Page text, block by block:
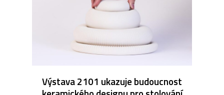
Výstava 2101 ukazuje budoucnost